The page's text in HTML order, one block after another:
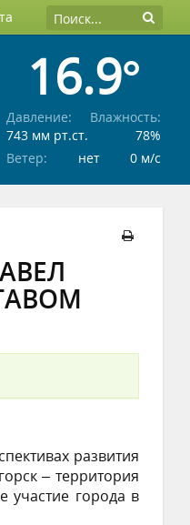
16.9°
Давление:
743 мм рт.ст.
Влажность:
78%
Ветер:
нет 0 м/c
развития
– территория
участие города в